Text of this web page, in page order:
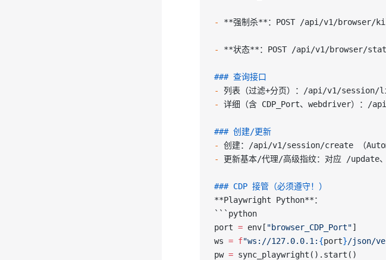
- **强制杀**：POST /api/v1/browser/
- **状态**：POST /api/v1/browser/
### 查询接口
-
列表（过滤+分页）：/api/v1/
-
详细（含 CDP_Port、webdriver）：/
### 创建/更新
-
创建：/api/v1/session/create （
-
更新基本/代理/高级指纹：对应 /
### CDP 接管（必须遵守！）
**Playwright Python**：
```python
port = env[ "browser_CDP_Port"]
ws = f"ws://127.0.0.1: {port}/json/
pw = sync_playwright().start()